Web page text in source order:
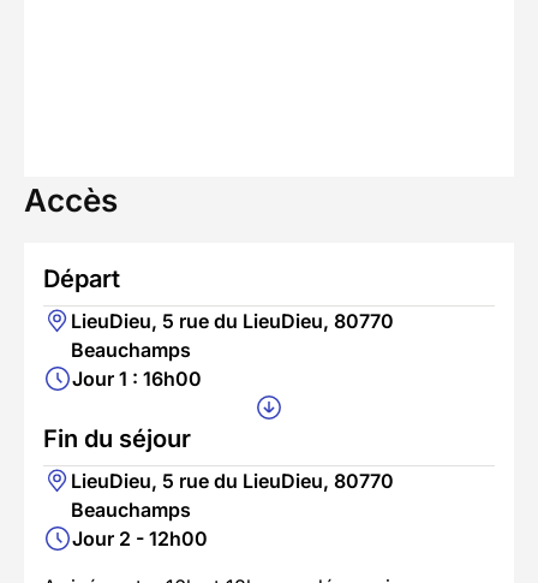
Accès
Départ
LieuDieu, 5 rue du LieuDieu, 80770
Beauchamps
Jour 1 : 16h00
Fin du séjour
LieuDieu, 5 rue du LieuDieu, 80770
Beauchamps
Jour 2 - 12h00